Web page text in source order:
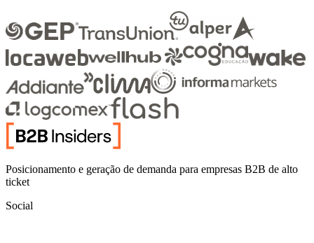
Posicionamento e geração de demanda para empresas B2B de alto
ticket
Social